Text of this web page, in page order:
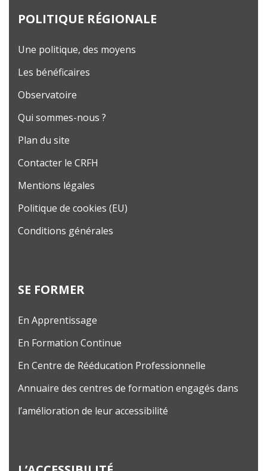
POLITIQUE RÉGIONALE
Une politique, des moyens
Les bénéficaires
Observatoire
Qui sommes-nous ?
Plan du site
Contacter le CRFH
Mentions légales
Politique de cookies (EU)
Conditions générales
SE FORMER
En Apprentissage
En Formation Continue
En Centre de Rééducation Professionnelle
Annuaire des centres de formation engagés dans
l’amélioration de leur accessibilité